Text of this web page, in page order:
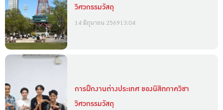
วิศวกรรมวัสดุ
14 มิถุนายน 256913:04
การฝึกงานต่างประเทศ ของนิสิตภาควิชา
วิศวกรรมวัสดุ